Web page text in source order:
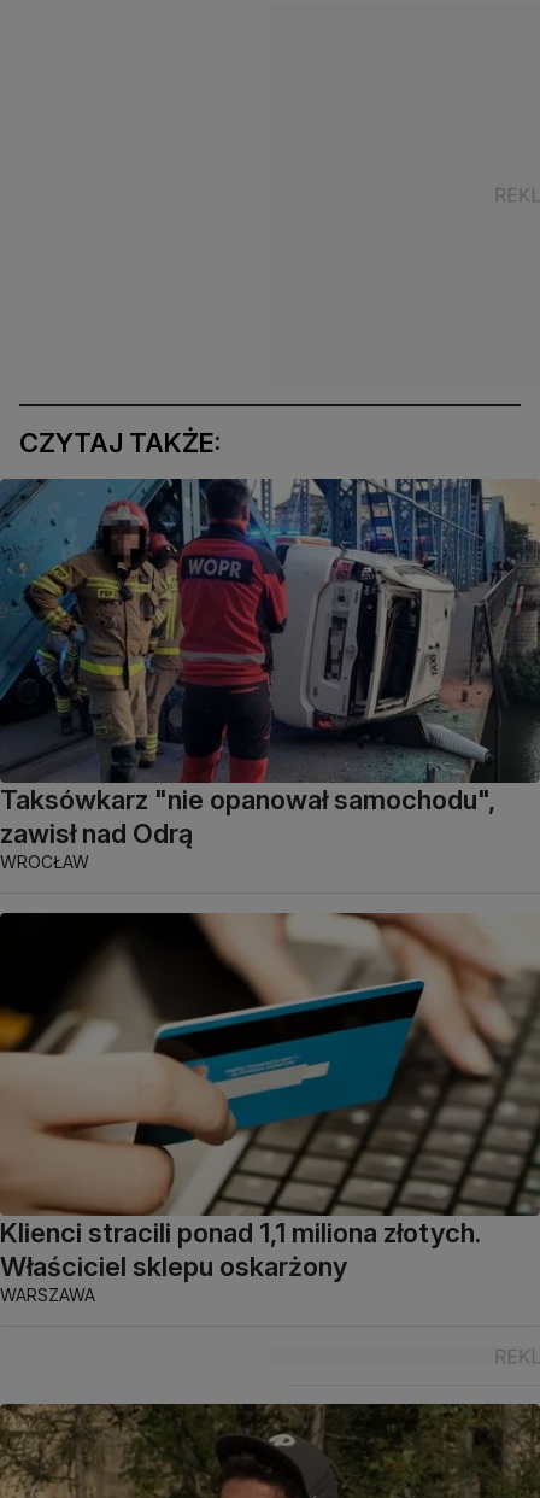
CZYTAJ TAKŻE:
Taksówkarz "nie opanował samochodu",
zawisł nad Odrą
WROCŁAW
Klienci stracili ponad 1,1 miliona złotych.
Właściciel sklepu oskarżony
WARSZAWA